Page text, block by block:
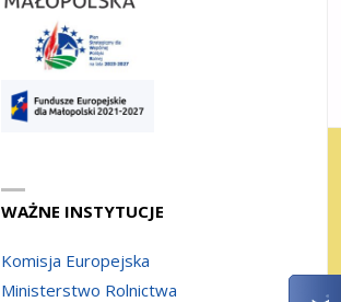
WAŻNE INSTYTUCJE
Komisja Europejska
Ministerstwo Rolnictwa